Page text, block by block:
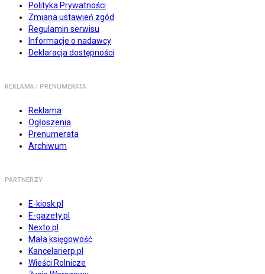
Polityka Prywatności
Zmiana ustawień zgód
Regulamin serwisu
Informacje o nadawcy
Deklaracja dostępności
REKLAMA I PRENUMERATA
Reklama
Ogłoszenia
Prenumerata
Archiwum
PARTNERZY
E-kiosk.pl
E-gazety.pl
Nexto.pl
Mała księgowość
Kancelarierp.pl
Wieści Rolnicze